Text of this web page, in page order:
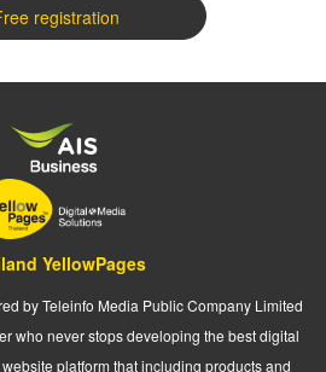
registration
YellowPages
by Teleinfo Media Public Company Limited
who never stops developing the best digital
platform that including products and